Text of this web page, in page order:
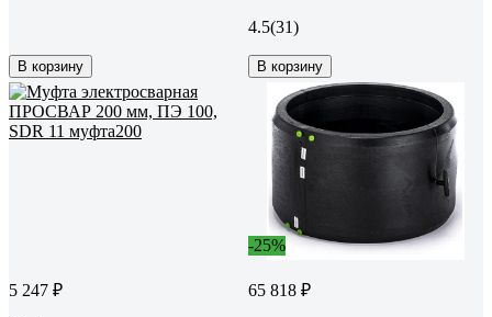
В корзину
4.5(31)
В корзину
5 247 ₽
-25%
65 818 ₽